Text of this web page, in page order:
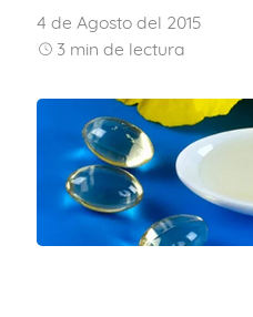
4 de Agosto del 2015
3min de lectura